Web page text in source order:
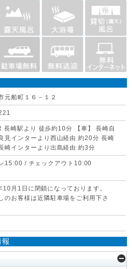
元船町１６－１２
長崎駅より 徒歩約10分 【車】 長崎自
インターより西山経由 約20分 長崎
インターより出島経由 約3分
15:00 / チェックアウト10:00
月1日に閉鎖になっております。
のお客様は近隣駐車場をご利用下さ